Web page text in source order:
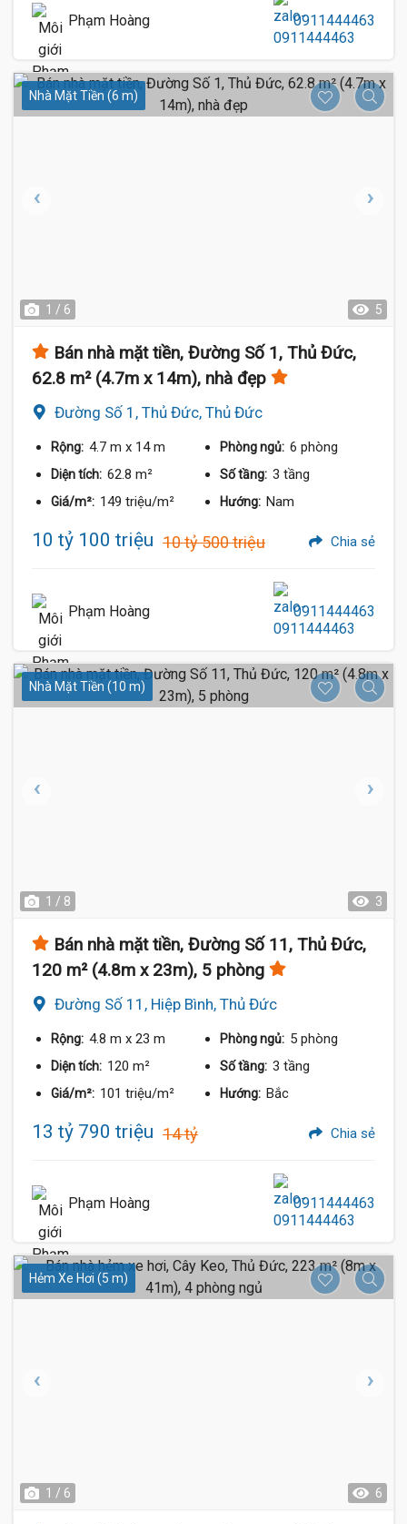
Phạm Hoàng 0911444463
Nhà Mặt Tiền (6 m)
1 / 6 5
Bán nhà mặt tiền, Đường Số 1, Thủ Đức,
62.8 m² (4.7m x 14m), nhà đẹp
Đường Số 1, Thủ Đức, Thủ Đức
Rộng: 4.7 m x 14 m Phòng ngủ: 6 phòng
Diện tích: 62.8 m² Số tầng: 3 tầng
Giá/m²: 149 triệu/m² Hướng: Nam
10 tỷ 100 triệu 10 tỷ 500 triệu Chia sẻ
Phạm Hoàng 0911444463
Nhà Mặt Tiền (10 m)
1 / 8 3
Bán nhà mặt tiền, Đường Số 11, Thủ Đức,
120 m² (4.8m x 23m), 5 phòng
Đường Số 11, Hiệp Bình, Thủ Đức
Rộng: 4.8 m x 23 m Phòng ngủ: 5 phòng
Diện tích: 120 m² Số tầng: 3 tầng
Giá/m²: 101 triệu/m² Hướng: Bắc
13 tỷ 790 triệu 14 tỷ Chia sẻ
Phạm Hoàng 0911444463
Hẻm Xe Hơi (5 m)
1 / 6 6